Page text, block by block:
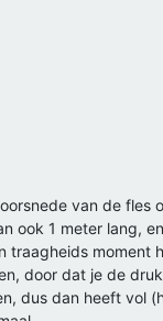
van de fles
ook 1 meter lang,
moment
door dat je de
dus dan heeft vol